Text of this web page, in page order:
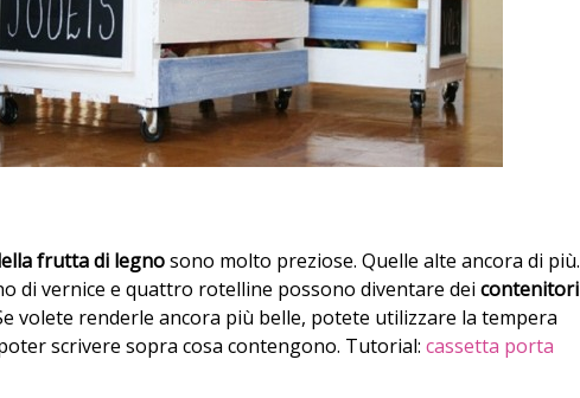
frutta di legnosono molto preziose. Quelle alte ancora di più.
di vernice e quattro rotelline possono diventare dei contenitori
volete renderle ancora più belle, potete utilizzare la tempera
scrivere sopra cosa contengono. Tutorial: cassetta porta